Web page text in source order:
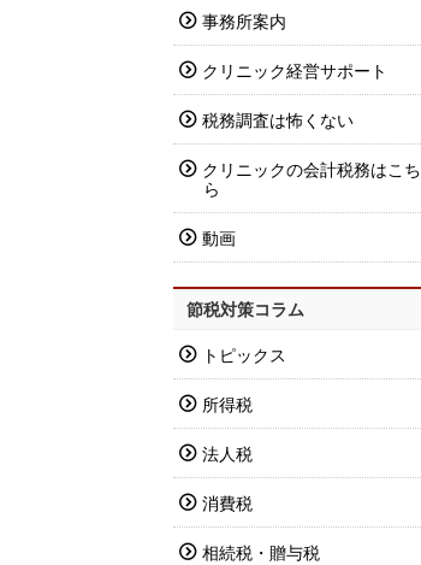
事務所案内
クリニック経営サポート
税務調査は怖くない
クリニックの会計税務はこち
ら
動画
節税対策コラム
トピックス
所得税
法人税
消費税
相続税・贈与税